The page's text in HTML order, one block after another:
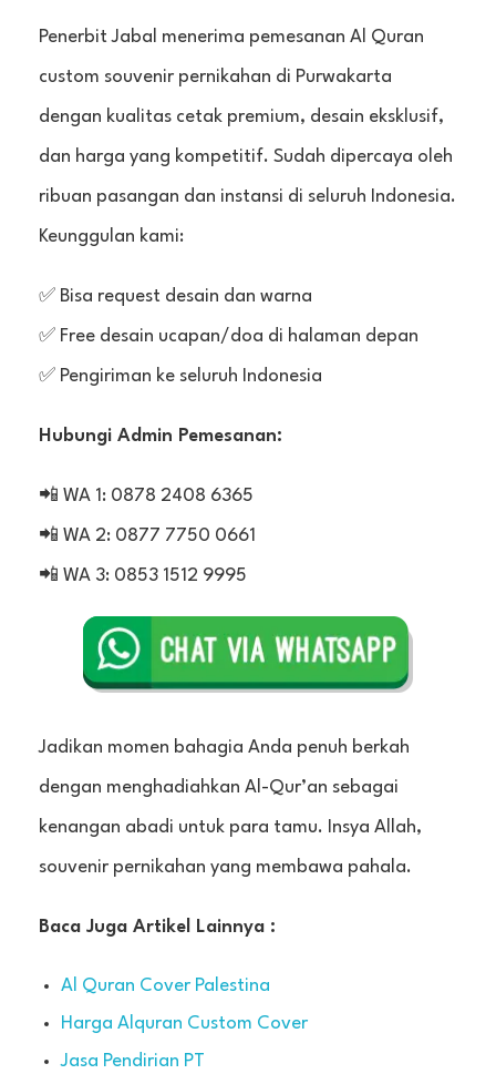
Penerbit Jabal menerima pemesanan Al Quran
custom souvenir pernikahan di Purwakarta
dengan kualitas cetak premium, desain eksklusif,
dan harga yang kompetitif. Sudah dipercaya oleh
ribuan pasangan dan instansi di seluruh Indonesia.
Keunggulan kami:
✅ Bisa request desain dan warna
✅ Free desain ucapan/doa di halaman depan
✅ Pengiriman ke seluruh Indonesia
Hubungi Admin Pemesanan:
📲 WA 1: 0878 2408 6365
📲 WA 2: 0877 7750 0661
📲 WA 3: 0853 1512 9995
Jadikan momen bahagia Anda penuh berkah
dengan menghadiahkan Al-Qur’an sebagai
kenangan abadi untuk para tamu. Insya Allah,
souvenir pernikahan yang membawa pahala.
Baca Juga Artikel Lainnya :
Al Quran Cover Palestina
Harga Alquran Custom Cover
Jasa Pendirian PT